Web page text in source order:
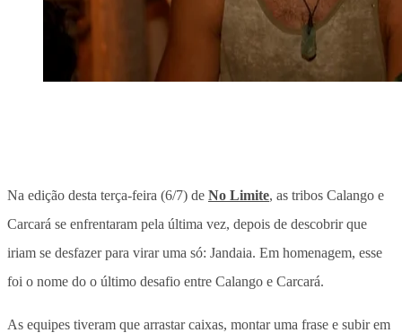
Na edição desta terça-feira (6/7) de No Limite, as tribos Calango e
Carcará se enfrentaram pela última vez, depois de descobrir que
iriam se desfazer para virar uma só: Jandaia. Em homenagem, esse
foi o nome do o último desafio entre Calango e Carcará.
As equipes tiveram que arrastar caixas, montar uma frase e subir em